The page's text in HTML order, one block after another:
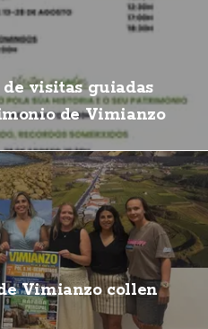
visitas guiadas
de Vimianzo
Vimianzo collen